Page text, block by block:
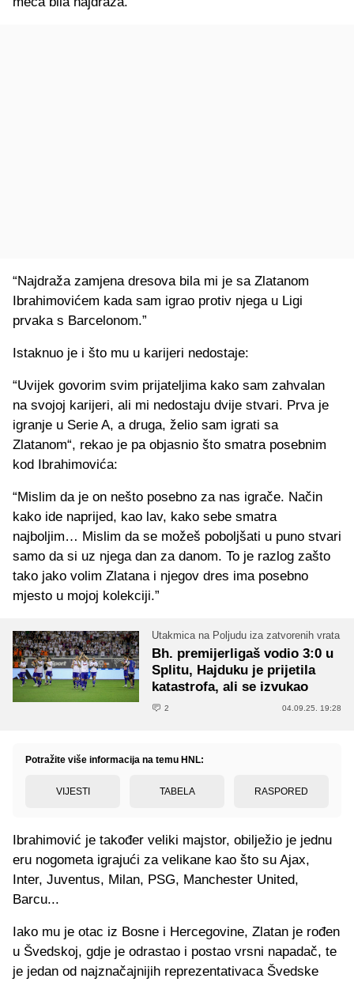
“Najdraža zamjena dresova bila mi je sa Zlatanom
Ibrahimovićem kada sam igrao protiv njega u Ligi
prvaka s Barcelonom.”
Istaknuo je i što mu u karijeri nedostaje:
“Uvijek govorim svim prijateljima kako sam zahvalan
na svojoj karijeri, ali mi nedostaju dvije stvari. Prva je
igranje u Serie A, a druga, želio sam igrati sa
Zlatanom“, rekao je pa objasnio što smatra posebnim
kod Ibrahimovića:
“Mislim da je on nešto posebno za nas igrače. Način
kako ide naprijed, kao lav, kako sebe smatra
najboljim… Mislim da se možeš poboljšati u puno stvari
samo da si uz njega dan za danom. To je razlog zašto
tako jako volim Zlatana i njegov dres ima posebno
mjesto u mojoj kolekciji.”
Utakmica na Poljudu iza zatvorenih vrata
Bh. premijerligaš vodio 3:0 u
Splitu, Hajduku je prijetila
katastrofa, ali se izvukao
2 04.09.25. 19:28
Potražite više informacija na temu HNL:
VIJESTI TABELA RASPORED
Ibrahimović je također veliki majstor, obilježio je jednu
eru nogometa igrajući za velikane kao što su Ajax,
Inter, Juventus, Milan, PSG, Manchester United,
Barcu...
Iako mu je otac iz Bosne i Hercegovine, Zlatan je rođen
u Švedskoj, gdje je odrastao i postao vrsni napadač, te
je jedan od najznačajnijih reprezentativaca Švedske